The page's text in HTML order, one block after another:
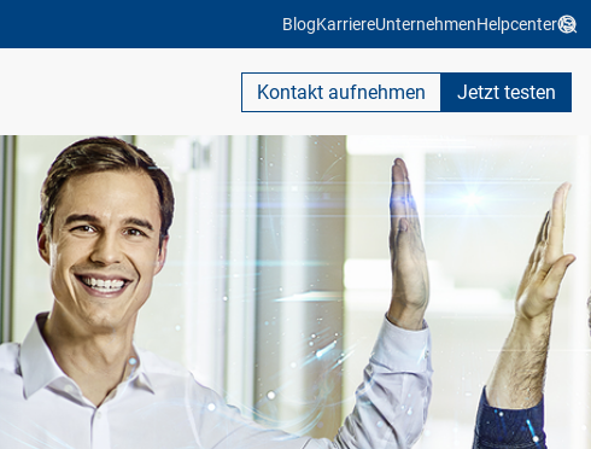
BlogKarriereUnternehmenHelpcenter
Kontakt aufnehmen Jetzt testen